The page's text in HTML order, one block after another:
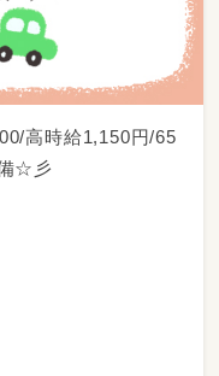
高時給1,150円/65
☆彡